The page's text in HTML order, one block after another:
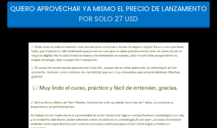
QUIERO APROVECHAR YA MISMO EL PRECIO DE LANZAMIENTO
POR SOLO 27 USD